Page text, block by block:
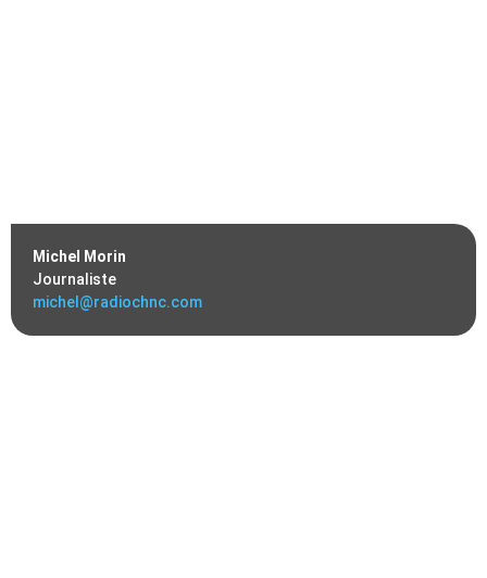
Michel Morin
Journaliste
michel@radiochnc.com